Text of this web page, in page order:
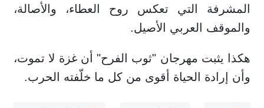
المشرفة التي تعكس روح العطاء، والأصالة،
والموقف العربي الأصيل.
هكذا يثبت مهرجان "ثوب الفرح" أن غزة لا تموت،
وأن إرادة الحياة أقوى من كل ما خلّفته الحرب.